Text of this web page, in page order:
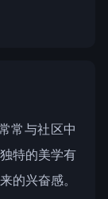
常与社区中
特的美学有
的兴奋感。